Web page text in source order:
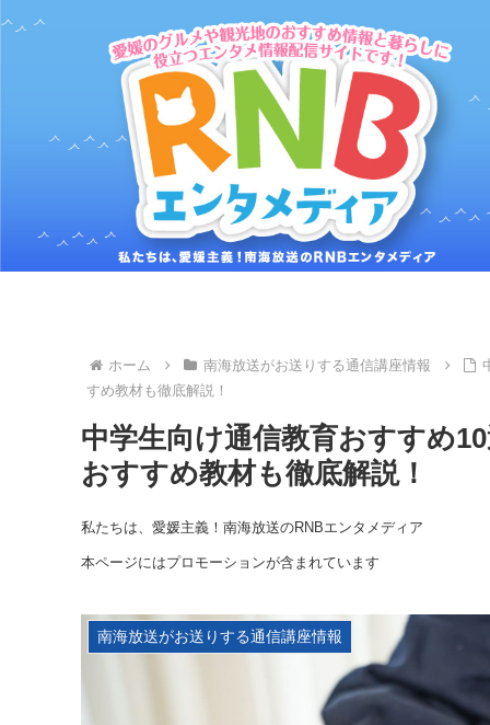
ホーム 南海放送がお送りする通信講座情報
すめ教材も徹底解説！
中学生向け通信教育おすすめ
おすすめ教材も徹底解説！
私たちは、愛媛主義！南海放送のRNBエンタメディア
本ページにはプロモーションが含まれています
南海放送がお送りする通信講座情報